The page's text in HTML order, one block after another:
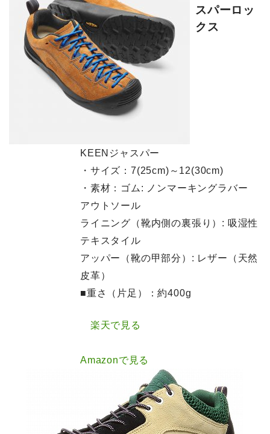
KEENジャスパー
・サイズ：7(25cm)～12(30cm)
・素材：ゴム: ノンマーキングラバー
アウトソール
ライニング（靴内側の裏張り）: 吸湿性
テキスタイル
アッパー（靴の甲部分）: レザー（天然
皮革）
■重さ（片足）：約400g
楽天で見る
Amazonで見る
スパーロッ
クス